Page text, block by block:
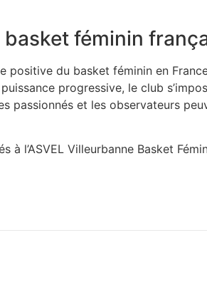
féminin
positive du basket féminin en
progressive, le club
passionnés et les observateurs
l’ASVEL Villeurbanne Basket